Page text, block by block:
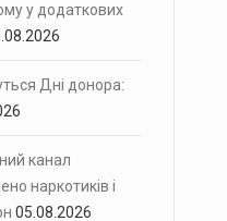
у додаткових
Дні донора:
канал
наркотиків і
05.08.2026